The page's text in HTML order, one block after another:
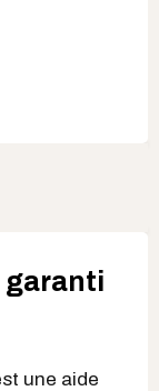
garanti
une aide